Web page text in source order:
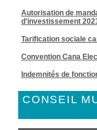
Autorisation de
d'investissement
Tarification sociale
Convention Cana Elec
Indemnités de
CONSEIL